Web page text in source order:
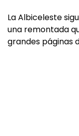
La Albiceleste
una remontada
grandes páginas